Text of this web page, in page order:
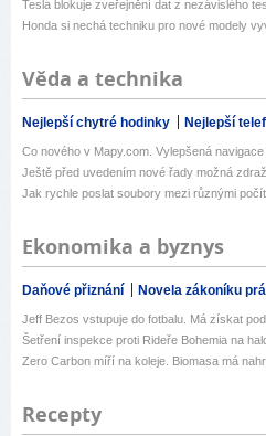
Tesla blokuje zveřejnění dat z nezávislého
Honda si nechá techniku pro nové modely
Věda a technika
Nejlepší chytré hodinky Nejlepší
Co nového v Mapy.com. Vylepšená
Ještě před uvedením nové řady možná
Jak rychle poslat soubory mezi různými
Ekonomika a byznys
Daňové přiznání Novela zákoníku
Jeff Bezos vstupuje do fotbalu. Má získat
Šetření inspekce proti Rideře Bohemia na
Zero Carbon míří na koleje. Biomasa má
Recepty